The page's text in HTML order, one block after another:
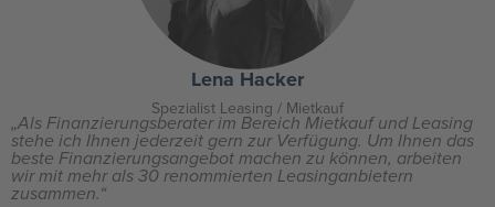
Lena Hacker
Spezialist Leasing / Mietkauf
„Als Finanzierungsberater im Bereich Mietkauf und Leasing
stehe ich Ihnen jederzeit gern zur Verfügung. Um Ihnen das
beste Finanzierungsangebot machen zu können, arbeiten
wir mit mehr als 30 renommierten Leasinganbietern
zusammen.“